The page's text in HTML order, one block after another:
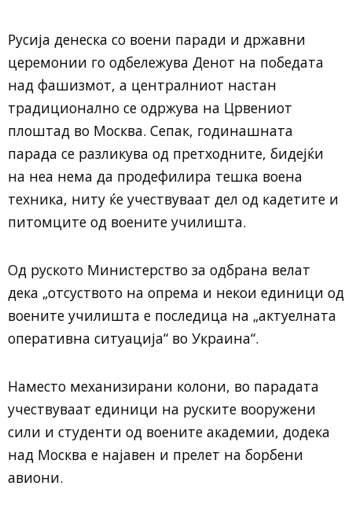
Русија денеска со воени паради и државни
церемонии го одбележува Денот на победата
над фашизмот, а централниот настан
традиционално се одржува на Црвениот
плоштад во Москва. Сепак, годинашната
парада се разликува од претходните, бидејќи
на неа нема да продефилира тешка воена
техника, ниту ќе учествуваат дел од кадетите и
питомците од воените училишта.
Од руското Министерство за одбрана велат
дека „отсуството на опрема и некои единици од
воените училишта е последица на „актуелната
оперативна ситуација“ во Украина“.
Наместо механизирани колони, во парадата
учествуваат единици на руските вооружени
сили и студенти од воените академии, додека
над Москва е најавен и прелет на борбени
авиони.